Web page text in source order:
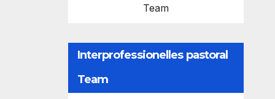
Team
Interprofessionelles pastoral
Team